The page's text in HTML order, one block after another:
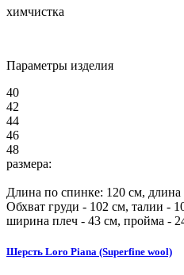
химчистка
Параметры изделия
40
42
44
46
48
размера:
Длина по спинке: 120 см, длина
Обхват груди - 102 см, талии -
ширина плеч - 43 см, пройма -
Шерсть Loro Piana (Superfine wool)